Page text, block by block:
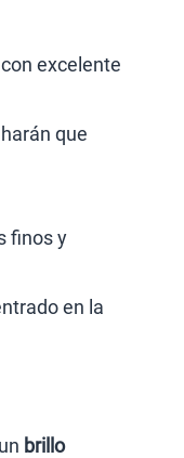
excelente
que
finos y
en la
brillo